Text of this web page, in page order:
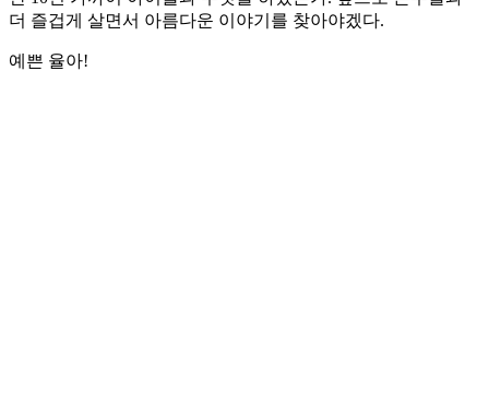
더 즐겁게 살면서 아름다운 이야기를 찾아야겠다.
예쁜 율아!